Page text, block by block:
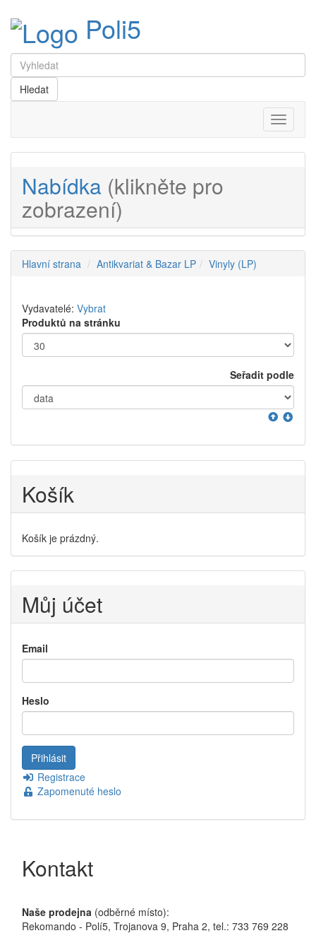
Poli5
Menu
Nabídka (klikněte pro
zobrazení)
Hlavní strana Antikvariat & Bazar LP Vinyly (LP)
Vydavatelé: Vybrat
Produktů na stránku
Seřadit podle
Košík
Košík je prázdný.
Můj účet
Email
Heslo
Registrace
Zapomenuté heslo
Kontakt
Naše prodejna (odběrné místo):
Rekomando - Polí5, Trojanova 9, Praha 2, tel.: 733 769 228